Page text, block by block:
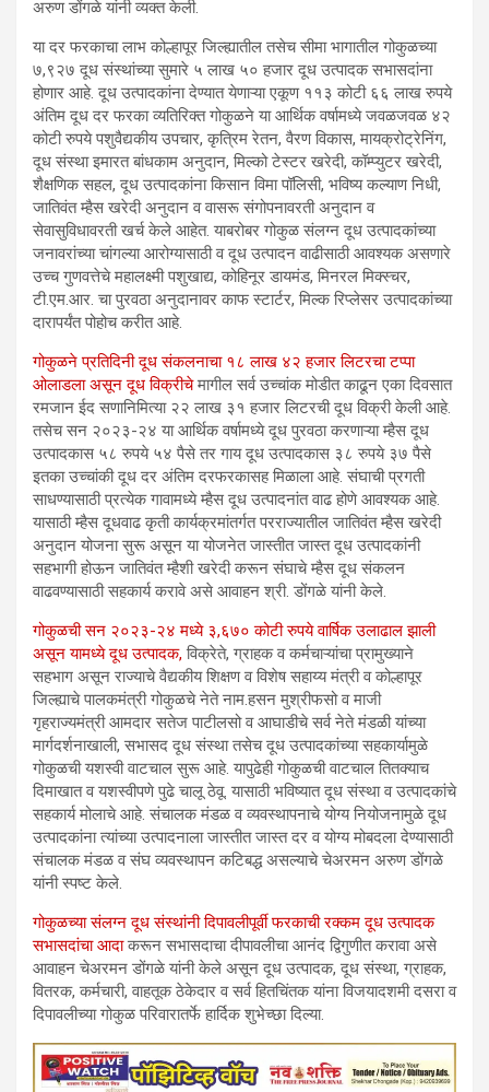
अरुण डोंगळे यांनी व्यक्त केली.
या दर फरकाचा लाभ कोल्हापूर जिल्ह्यातील तसेच सीमा भागातील गोकुळच्या
७,९२७ दूध संस्थांच्या सुमारे ५ लाख ५० हजार दूध उत्पादक सभासदांना
होणार आहे. दूध उत्पादकांना देण्यात येणाऱ्या एकूण ११३ कोटी ६६ लाख रुपये
अंतिम दूध दर फरका व्यतिरिक्त गोकुळने या आर्थिक वर्षामध्ये जवळजवळ ४२
कोटी रुपये पशुवैद्यकीय उपचार, कृत्रिम रेतन, वैरण विकास, मायक्रोट्रेनिंग,
दूध संस्था इमारत बांधकाम अनुदान, मिल्को टेस्टर खरेदी, कॉम्प्युटर खरेदी,
शैक्षणिक सहल, दूध उत्पादकांना किसान विमा पॉलिसी, भविष्य कल्याण निधी,
जातिवंत म्हैस खरेदी अनुदान व वासरू संगोपनावरती अनुदान व
सेवासुविधावरती खर्च केले आहेत. याबरोबर गोकुळ संलग्न दूध उत्पादकांच्या
जनावरांच्या चांगल्या आरोग्यासाठी व दूध उत्पादन वाढीसाठी आवश्यक असणारे
उच्च गुणवत्तेचे महालक्ष्मी पशुखाद्य, कोहिनूर डायमंड, मिनरल मिक्स्चर,
टी.एम.आर. चा पुरवठा अनुदानावर काफ स्टार्टर, मिल्क रिप्लेसर उत्पादकांच्या
दारापर्यंत पोहोच करीत आहे.
गोकुळने प्रतिदिनी दूध संकलनाचा १८ लाख ४२ हजार लिटरचा टप्पा
ओलाडला असून दूध विक्रीचेमागील सर्व उच्चांक मोडीत काढून एका दिवसात
रमजान ईद सणानिमित्या २२ लाख ३१ हजार लिटरची दूध विक्री केली आहे.
तसेच सन २०२३-२४ या आर्थिक वर्षामध्ये दूध पुरवठा करणाऱ्या म्हैस दूध
उत्पादकास ५८ रुपये ५४ पैसे तर गाय दूध उत्पादकास ३८ रुपये ३७ पैसे
इतका उच्चांकी दूध दर अंतिम दरफरकासह मिळाला आहे. संघाची प्रगती
साधण्यासाठी प्रत्येक गावामध्ये म्हैस दूध उत्पादनांत वाढ होणे आवश्यक आहे.
यासाठी म्हैस दूधवाढ कृती कार्यक्रमांतर्गत परराज्यातील जातिवंत म्हैस खरेदी
अनुदान योजना सुरू असून या योजनेत जास्तीत जास्त दूध उत्पादकांनी
सहभागी होऊन जातिवंत म्हैशी खरेदी करून संघाचे म्हैस दूध संकलन
वाढवण्यासाठी सहकार्य करावे असे आवाहन श्री. डोंगळे यांनी केले.
गोकुळची सन २०२३-२४ मध्ये ३,६७० कोटी रुपये वार्षिक उलाढाल झाली
असून यामध्ये दूध उत्पादक,विक्रेते, ग्राहक व कर्मचाऱ्यांचा प्रामुख्याने
सहभाग असून राज्याचे वैद्यकीय शिक्षण व विशेष सहाय्य मंत्री व कोल्हापूर
जिल्ह्याचे पालकमंत्री गोकुळचे नेते नाम.हसन मुश्रीफसो व माजी
गृहराज्यमंत्री आमदार सतेज पाटीलसो व आघाडीचे सर्व नेते मंडळी यांच्या
मार्गदर्शनाखाली, सभासद दूध संस्था तसेच दूध उत्पादकांच्या सहकार्यामुळे
गोकुळची यशस्वी वाटचाल सुरू आहे. यापुढेही गोकुळची वाटचाल तितक्याच
दिमाखात व यशस्वीपणे पुढे चालू ठेवू. यासाठी भविष्यात दूध संस्था व उत्पादकांचे
सहकार्य मोलाचे आहे. संचालक मंडळ व व्यवस्थापनाचे योग्य नियोजनामुळे दूध
उत्पादकांना त्यांच्या उत्पादनाला जास्तीत जास्त दर व योग्य मोबदला देण्यासाठी
संचालक मंडळ व संघ व्यवस्थापन कटिबद्ध असल्याचे चेअरमन अरुण डोंगळे
यांनी स्पष्ट केले.
गोकुळच्या संलग्न दूध संस्थांनी दिपावलीपूर्वी फरकाची रक्कम दूध उत्पादक
सभासदांचा आदाकरून सभासदाचा दीपावलीचा आनंद द्विगुणीत करावा असे
आवाहन चेअरमन डोंगळे यांनी केले असून दूध उत्पादक, दूध संस्था, ग्राहक,
वितरक, कर्मचारी, वाहतूक ठेकेदार व सर्व हितचिंतक यांना विजयादशमी दसरा व
दिपावलीच्या गोकुळ परिवारातर्फे हार्दिक शुभेच्छा दिल्या.